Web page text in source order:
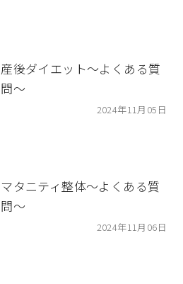
産後ダイエット〜よくある質
問〜
2024年11月05日
マタニティ整体〜よくある質
問〜
2024年11月06日